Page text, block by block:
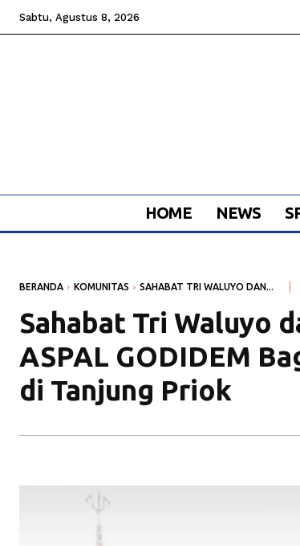
Sabtu, Agustus 8, 2026
HOME NEWS
BERANDA KOMUNITAS SAHABAT TRI WALUYO DAN...
Sahabat Tri Waluyo
ASPAL GODIDEM
di Tanjung Priok